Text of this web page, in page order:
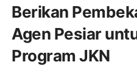
Berikan
Agen Pesiar
Program JKN